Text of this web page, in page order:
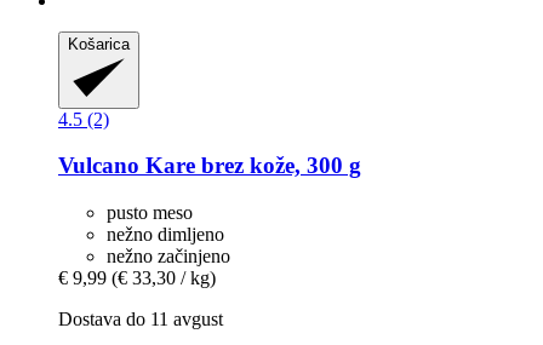
Košarica
4.5 (2)
Vulcano Kare brez kože, 300 g
pusto meso
nežno dimljeno
nežno začinjeno
€ 9,99 (€ 33,30 / kg)
Dostava do 11 avgust